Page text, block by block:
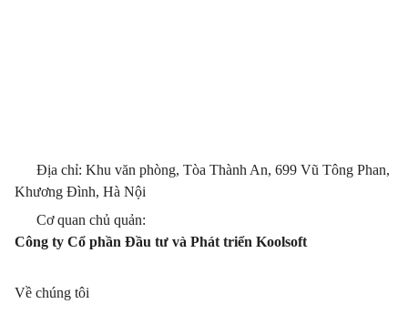
Địa chỉ: Khu văn phòng, Tòa Thành An, 699 Vũ Tông Phan,
Khương Đình, Hà Nội
Cơ quan chủ quản:
Công ty Cổ phần Đầu tư và Phát triển Koolsoft
Về chúng tôi